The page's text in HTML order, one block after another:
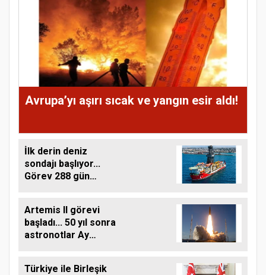
Avrupa’yı aşırı sıcak ve yangın esir aldı!
İlk derin deniz
sondajı başlıyor...
Görev 288 gün
Artemis II görevi
başladı... 50 yıl sonra
astronotlar Ay
Türkiye ile Birleşik